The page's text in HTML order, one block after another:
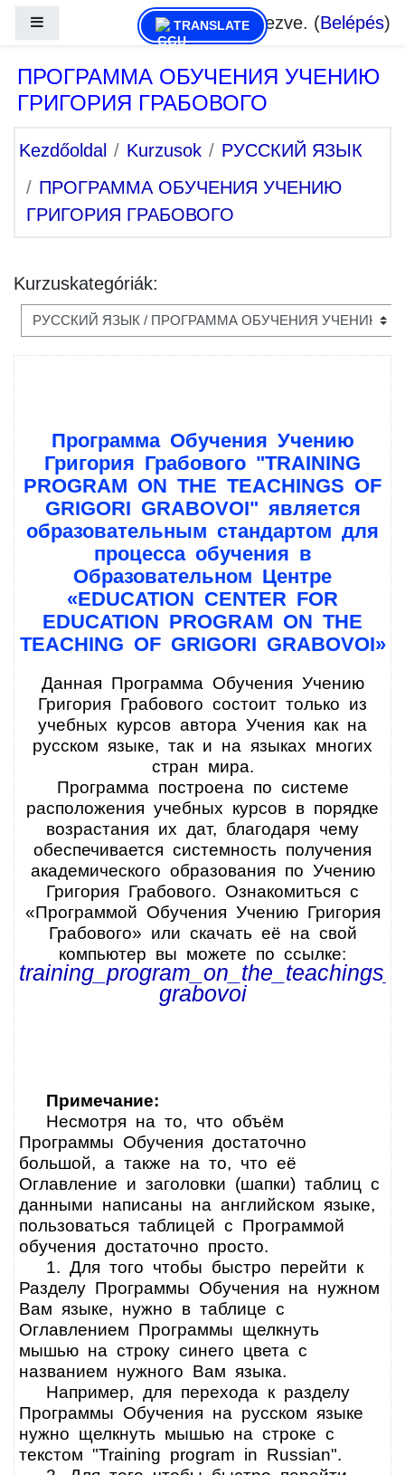
Tovább a fő tartalomhozNincs bejelentkezve. (Belépés)
ПРОГРАММА ОБУЧЕНИЯ УЧЕНИЮ
ГРИГОРИЯ ГРАБОВОГО
Kezdőoldal Kurzusok
РУССКИЙ ЯЗЫК
ПРОГРАММА ОБУЧЕНИЯ УЧЕНИЮ
ГРИГОРИЯ ГРАБОВОГО
Kurzuskategóriák:
Программа Обучения Учению
Григория Грабового "TRAINING
PROGRAM ON THE TEACHINGS OF
GRIGORI GRABOVOI" является
образовательным стандартом для
процесса обучения в
Образовательном Центре
«EDUCATION CENTER FOR
EDUCATION PROGRAM ON THE
TEACHING OF GRIGORI GRABOVOI»
Данная Программа Обучения Учению
Григория Грабового состоит только из
учебных курсов автора Учения как на
русском языке, так и на языках многих
стран мира.
Программа построена по системе
расположения учебных курсов в порядке
возрастания их дат, благодаря чему
обеспечивается системность получения
академического образования по Учению
Григория Грабового. Ознакомиться с
«Программой Обучения Учению Григория
Грабового» или скачать её на свой
компьютер вы можете по ссылке:
grabovoi
Примечание:
Несмотря на то, что объём
Программы Обучения достаточно
большой, а также на то, что её
Оглавление и заголовки (шапки) таблиц с
данными написаны на английском языке,
пользоваться таблицей с Программой
обучения достаточно просто.
1. Для того чтобы быстро перейти к
Разделу Программы Обучения на нужном
Вам языке, нужно в таблице с
Оглавлением Программы щелкнуть
мышью на строку синего цвета с
названием нужного Вам языка.
Например, для перехода к разделу
Программы Обучения на русском языке
нужно щелкнуть мышью на строке с
текстом "Training program in Russian".
TRANSLATE